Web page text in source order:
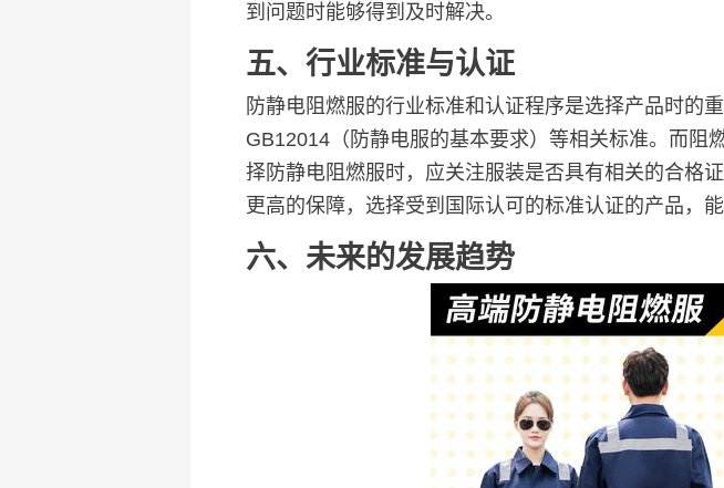
到问题时能够得到及时解决。
五、行业标准与认证
防静电阻燃服的行业标准和认证程序是选择产品时的
GB12014（防静电服的基本要求）等相关标准。而阻
择防静电阻燃服时，应关注服装是否具有相关的合格
更高的保障，选择受到国际认可的标准认证的产品，
六、未来的发展趋势